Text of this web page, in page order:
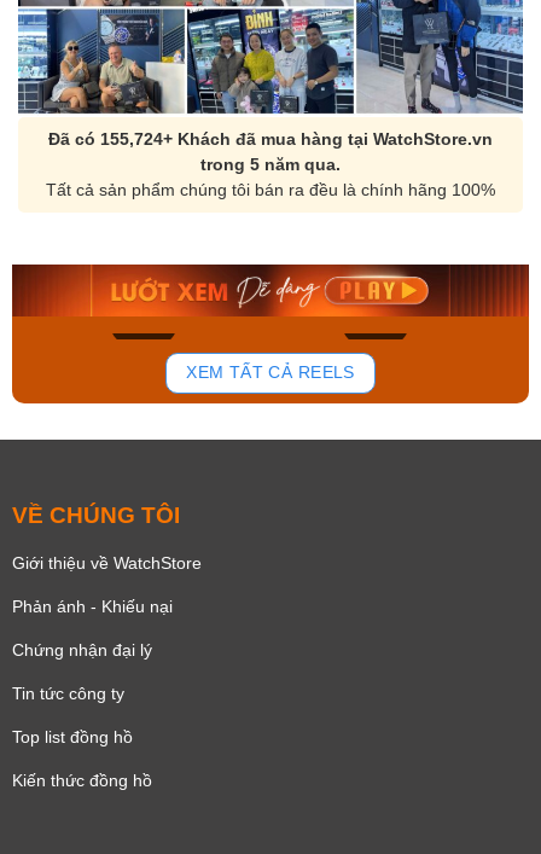
Đã có 155,724+ Khách đã mua hàng tại WatchStore.vn
trong 5 năm qua.
Tất cả sản phẩm chúng tôi bán ra đều là chính hãng 100%
138
Orient Nam RA-
Mua ngay
Casio Nam MTS-
Mua ngay
XEM TẤT CẢ REELS
VỀ CHÚNG TÔI
Giới thiệu về WatchStore
Phản ánh - Khiếu nại
Chứng nhận đại lý
Tin tức công ty
Top list đồng hồ
Kiến thức đồng hồ